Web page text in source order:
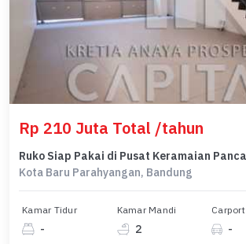
Rp 210 Juta Total /tahun
Kota Baru Parahyangan, Bandung
Kamar Tidur
-
Kamar Mandi
2
Carport
-